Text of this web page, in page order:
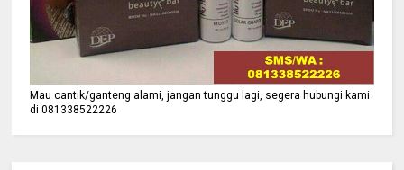
Mau cantik/ganteng alami, jangan tunggu lagi, segera hubungi kami
di 081338522226